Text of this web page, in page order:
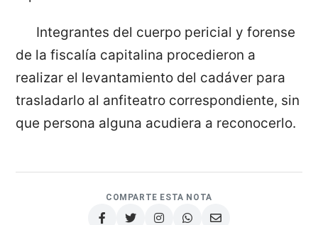
Integrantes del cuerpo pericial y forense
de la fiscalía capitalina procedieron a
realizar el levantamiento del cadáver para
trasladarlo al anfiteatro correspondiente, sin
que persona alguna acudiera a reconocerlo.
COMPARTE ESTA NOTA